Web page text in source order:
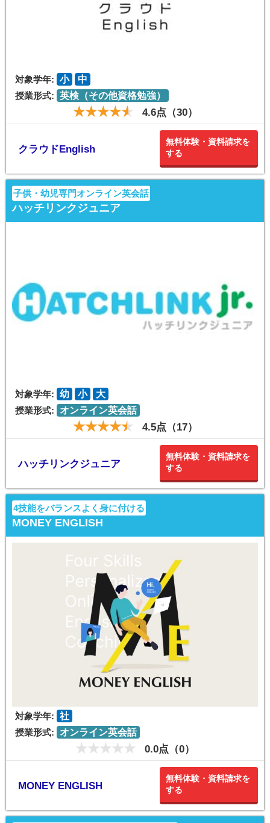
対象学年: 小
中
授業形式: 英検（その他資格勉強）
4.6点（30）
クラウドEnglish
無料体験・資料請求を
する
子供・幼児専門オンライン英会話
ハッチリンクジュニア
対象学年: 幼 小
大
授業形式:
オンライン英会話
4.5点（17）
ハッチリンクジュニア
無料体験・資料請求を
する
4技能をバランスよく身に付ける
MONEY ENGLISH
対象学年: 社
授業形式:
オンライン英会話
0.0点（0）
MONEY ENGLISH
無料体験・資料請求を
する